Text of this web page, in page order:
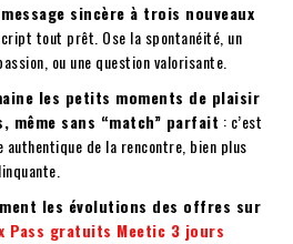
sincère à trois nouveaux
tout prêt. Ose la spontanéité, un
ou une question valorisante.
les petits moments de plaisir
même sans “match” parfait : c’est
authentique de la rencontre, bien plus
les évolutions des offres sur
Pass gratuits Meetic 3 jours